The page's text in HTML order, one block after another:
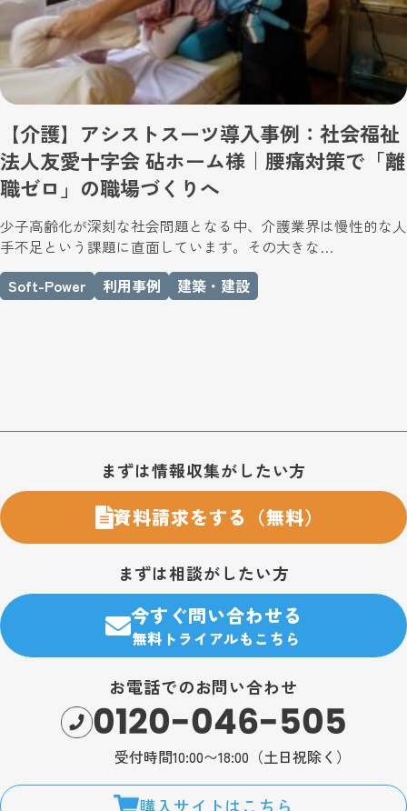
【介護】アシストスーツ導入事例：社会福祉
法人友愛十字会 砧ホーム様｜腰痛対策で「離
職ゼロ」の職場づくりへ
少子高齢化が深刻な社会問題となる中、介護業界は慢性的な人
手不足という課題に直面しています。その大きな…
Soft-Power 利用事例 建築・建設
まずは情報収集がしたい方
資料請求をする（無料）
まずは相談がしたい方
今すぐ問い合わせる
無料トライアルもこちら
お電話でのお問い合わせ
0120-046-505
受付時間10:00〜18:00（土日祝除く）
購入サイトはこちら